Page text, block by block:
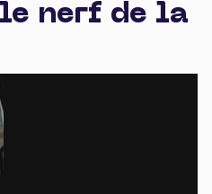
nerf de la